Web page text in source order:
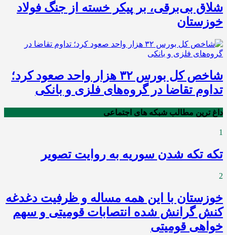
شلاق‌ بی‌برقی، بر پیکر خسته‌ از جنگ فولاد
خوزستان
شاخص کل بورس ۳۲ هزار واحد صعود کرد؛
تداوم تقاضا در گروه‌های فلزی و بانکی
داغ ترین مطالب شبکه های اجتماعی
1
تکه تکه شدن سوریه به روایت تصویر
2
خوزستان با این همه مساله و ظرفیت دغدغه
کنش گرانش شده انتصابات قومیتی و سهم
خواهی قومیتی